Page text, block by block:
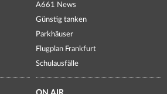
A661 News
Günstig tanken
Parkhäuser
Flugplan Frankfurt
Schulausfälle